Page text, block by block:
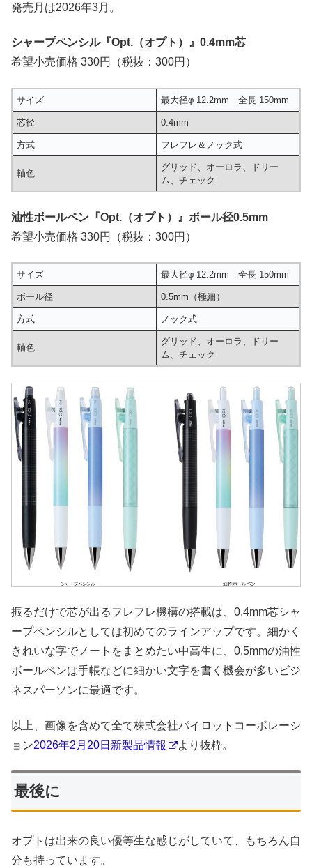
発売月は2026年3月。
シャープペンシル『Opt.（オプト）』0.4mm芯
希望小売価格 330円（税抜：300円）
サイズ 最大径φ 12.2mm 全長 150mm
芯径 0.4mm
方式 フレフレ＆ノック式
軸色
グリッド、オーロラ、ドリー
ム、チェック
油性ボールペン『Opt.（オプト）』ボール径0.5mm
希望小売価格 330円（税抜：300円）
サイズ 最大径φ 12.2mm 全長 150mm
ボール径 0.5mm（極細）
方式 ノック式
軸色
グリッド、オーロラ、ドリー
ム、チェック
振るだけで芯が出るフレフレ機構の搭載は、0.4mm芯シャ
ープペンシルとしては初めてのラインアップです。細かく
きれいな字でノートをまとめたい中高生に、0.5mmの油性
ボールペンは手帳などに細かい文字を書く機会が多いビジ
ネスパーソンに最適です。
以上、画像を含めて全て株式会社パイロットコーポレーシ
ョン2026年2月20日新製品情報 より抜粋。
最後に
オプトは出来の良い優等生な感じがしていて、もちろん自
分も持っています。